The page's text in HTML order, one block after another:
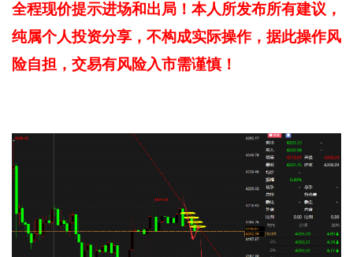
全程现价提示进场和出局！本人所发布所有建议，
纯属个人投资分享，不构成实际操作，据此操作风
险自担，交易有风险入市需谨慎！